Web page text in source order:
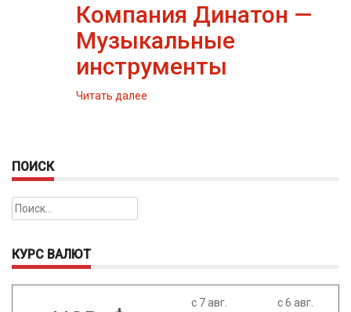
Компания Динатон —
Музыкальные
инструменты
Читать далее
ПОИСК
Найти:
КУРС ВАЛЮТ
с 7 авг.
с 6 авг.